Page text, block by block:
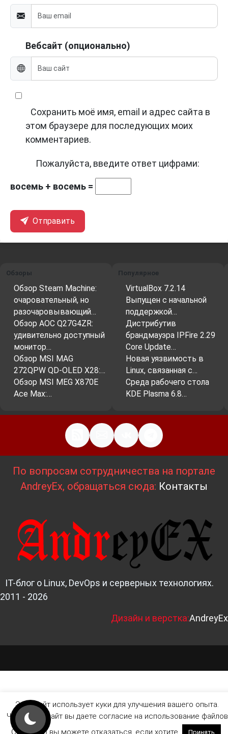
Вебсайт (опционально)
Сохранить моё имя, email и адрес сайта в
этом браузере для последующих моих
комментариев.
Пожалуйста, введите ответ цифрами:
восемь + восемь =
Отправить
Обзоры
Обзор Steam Machine:
очаровательный, но
разочаровывающий…
Обзор AOC Q27G4ZR:
удивительно доступный
монитор…
Обзор MSI MAG
272QPW QD-OLED X28:…
Обзор MSI MEG X870E
Ace Max:…
Популярное
VirtualBox 7.2.14
Выпущен с начальной
поддержкой…
Дистрибутив
брандмауэра IPFire 2.29
Core Update…
Новая уязвимость в
Linux, связанная с…
Среда рабочего стола
KDE Plasma 6.8…
По вопросам сотрудничества на портале
AndreyEx, обращаться сюда: Контакты
IT-блог о Linux, DevOps и серверных технологиях.
2011 - 2026
Дизайн и верстка:AndreyEx
Этот сайт использует куки для улучшения вашего опыта.
Читая этот сайт вы даете согласие на использование файлов
Cookie, но вы можете отказаться, если хотите.
Принять